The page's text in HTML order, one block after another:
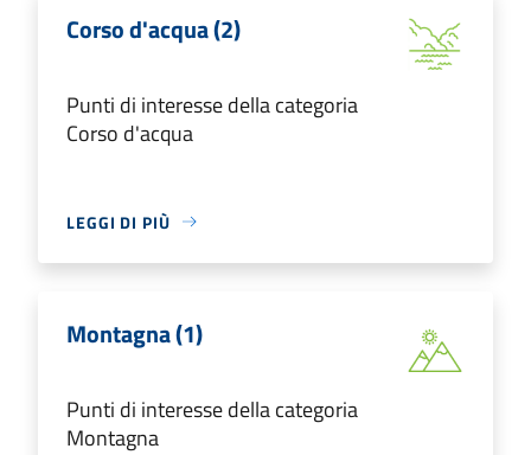
Corso d'acqua (2)
Punti di interesse della categoria
Corso d'acqua
LEGGI DI PIÙ
Montagna (1)
Punti di interesse della categoria
Montagna